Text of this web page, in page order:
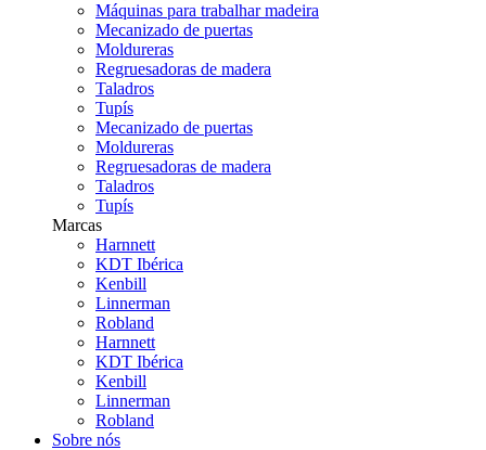
Máquinas para trabalhar madeira
Mecanizado de puertas
Moldureras
Regruesadoras de madera
Taladros
Tupís
Mecanizado de puertas
Moldureras
Regruesadoras de madera
Taladros
Tupís
Marcas
Harnnett
KDT Ibérica
Kenbill
Linnerman
Robland
Harnnett
KDT Ibérica
Kenbill
Linnerman
Robland
Sobre nós